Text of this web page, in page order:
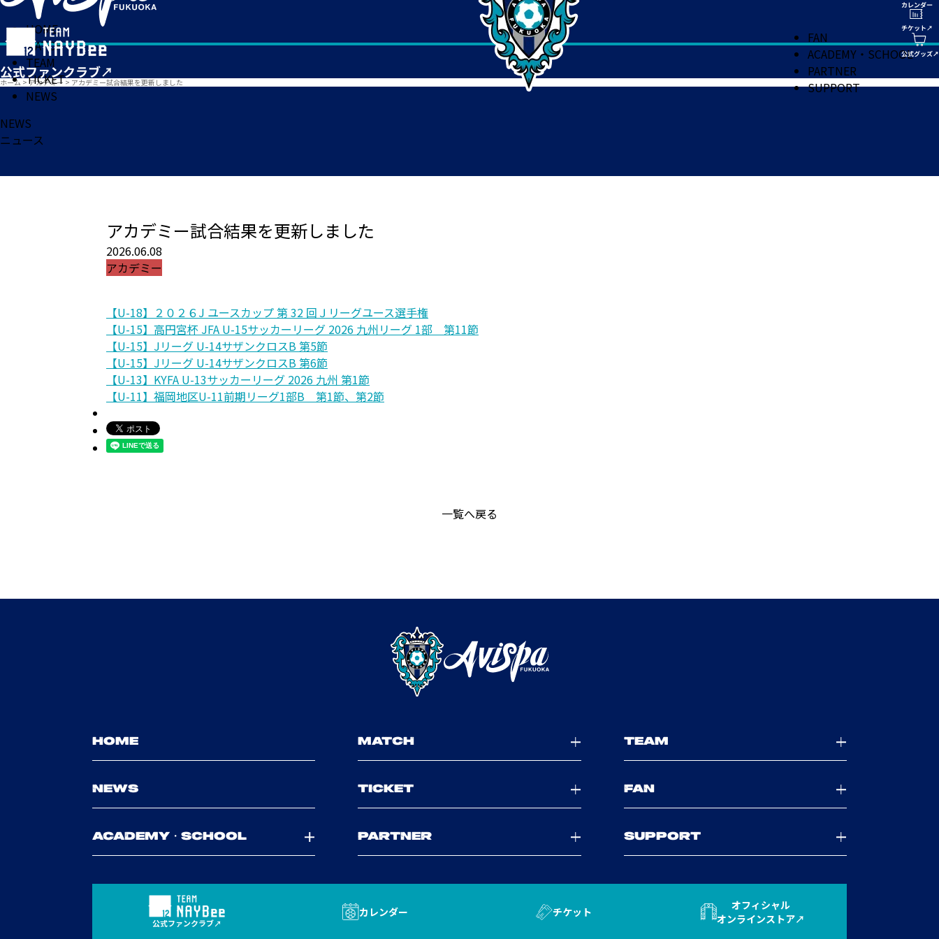
HOME
MATCH
TEAM
TICKET
NEWS
FAN
ACADEMY・SCHOOL
PARTNER
SUPPORT
ホーム > アカデミー > アカデミー試合結果を更新しました
NEWS
ニュース
アカデミー試合結果を更新しました
2026.06.08
アカデミー
【U-18】２０２６J ユースカップ 第 32 回Ｊリーグユース選手権
【U-15】高円宮杯 JFA U-15サッカーリーグ 2026 九州リーグ 1部 第11節
【U-15】Jリーグ U-14サザンクロスB 第5節
【U-15】Jリーグ U-14サザンクロスB 第6節
【U-13】KYFA U-13サッカーリーグ 2026 九州 第1節
【U-11】福岡地区U-11前期リーグ1部B 第1節、第2節
一覧へ戻る
HOME MATCH TEAM
NEWS TICKET FAN
ACADEMY・SCHOOL PARTNER SUPPORT
公式ファンクラブ
カレンダー チケット
オフィシャル
オンラインストア